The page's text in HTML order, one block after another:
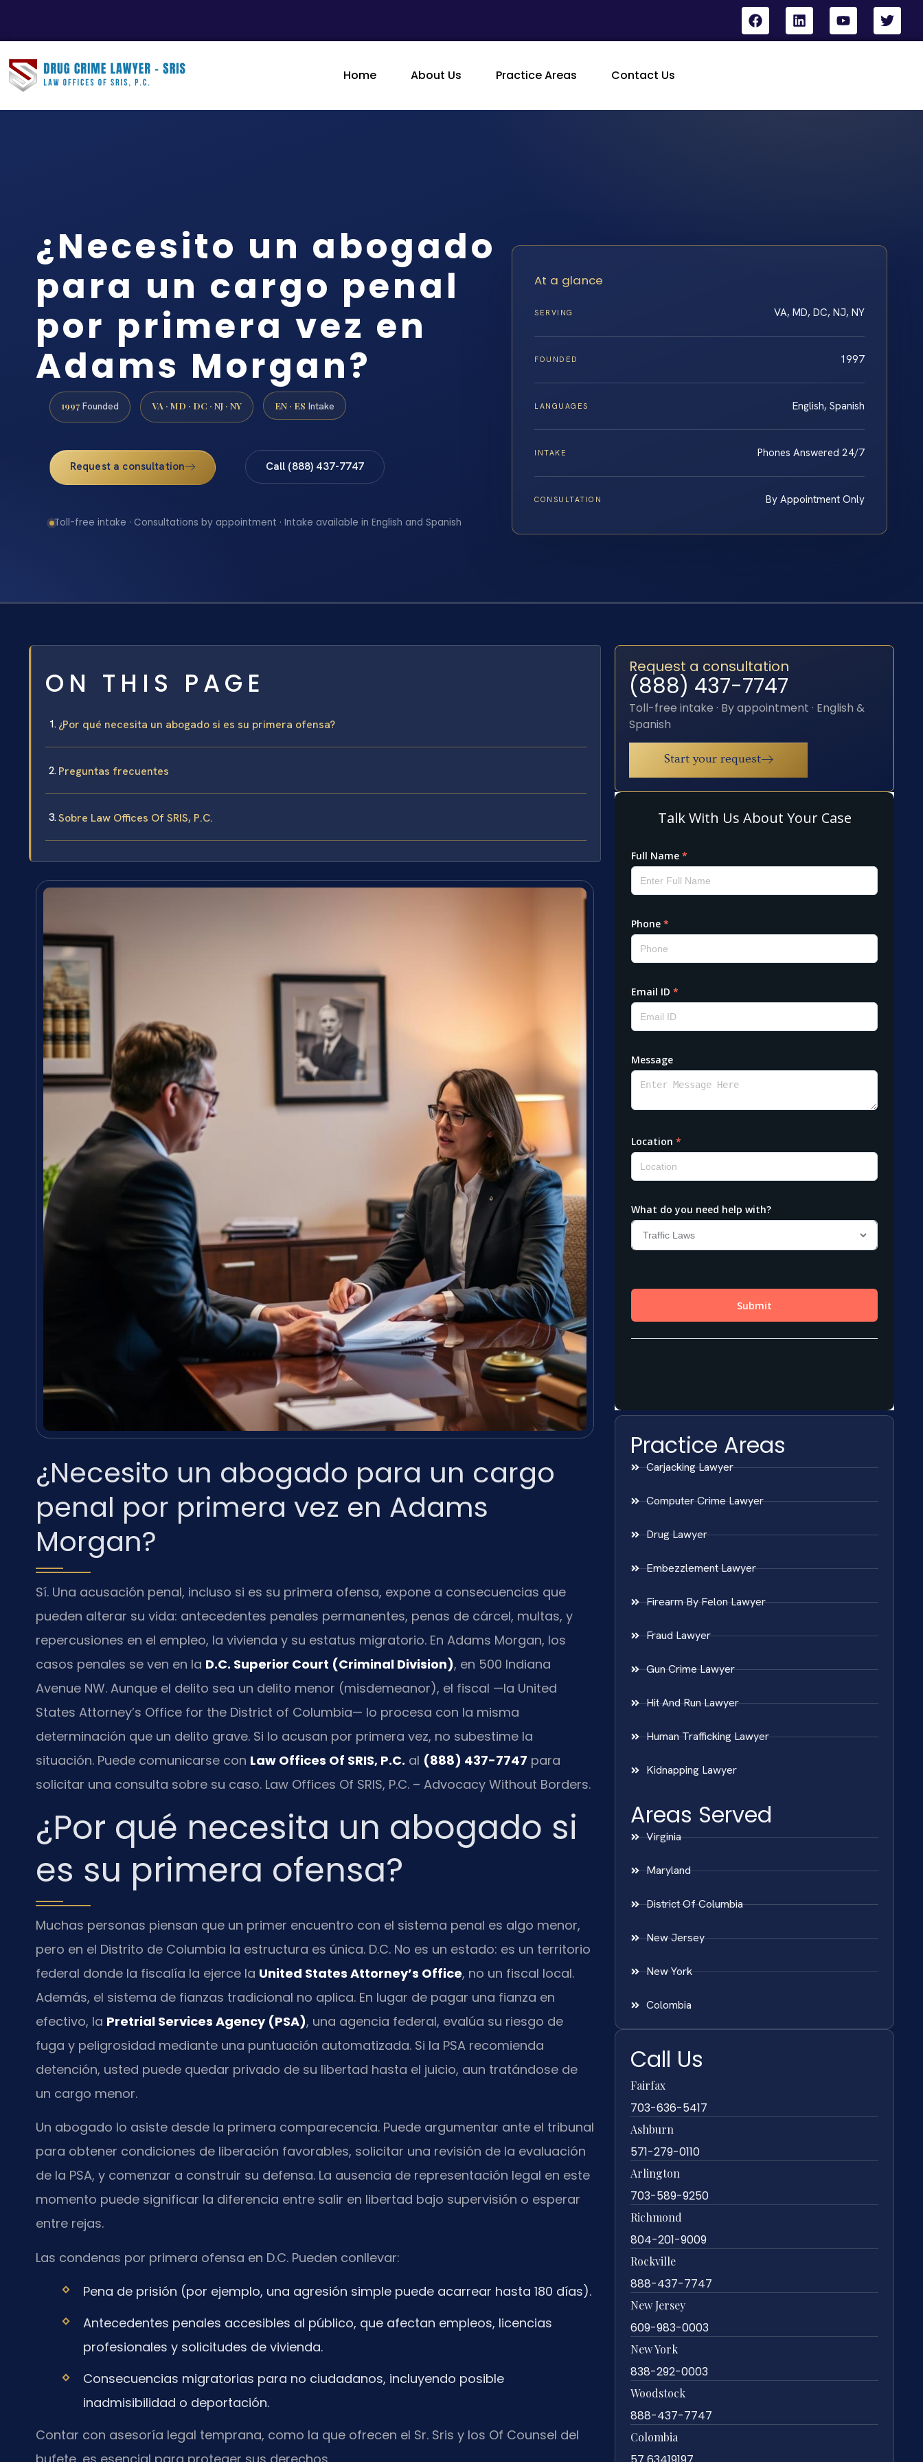
Home About Us Practice Areas Contact Us
¿Necesito un abogado
para un cargo penal
por primera vez en
Adams Morgan?
1997 Founded VA · MD · DC · NJ · NY EN · ES Intake
Request a consultation Call (888) 437-7747
Toll-free intake · Consultations by appointment · Intake available in English and Spanish
At a glance
SERVING VA, MD, DC, NJ, NY
FOUNDED 1997
LANGUAGES English, Spanish
INTAKE Phones Answered 24/7
CONSULTATION By Appointment Only
ON THIS PAGE
¿Por qué necesita un abogado si es su primera ofensa?
Preguntas frecuentes
Sobre Law Offices Of SRIS, P.C.
¿Necesito un abogado para un cargo
penal por primera vez en Adams
Morgan?
Sí. Una acusación penal, incluso si es su primera ofensa, expone a consecuencias que
pueden alterar su vida: antecedentes penales permanentes, penas de cárcel, multas, y
repercusiones en el empleo, la vivienda y su estatus migratorio. En Adams Morgan, los
casos penales se ven en la D.C. Superior Court (Criminal Division), en 500 Indiana
Avenue NW. Aunque el delito sea un delito menor (misdemeanor), el fiscal —la United
States Attorney’s Office for the District of Columbia— lo procesa con la misma
determinación que un delito grave. Si lo acusan por primera vez, no subestime la
situación. Puede comunicarse con Law Offices Of SRIS, P.C. al (888) 437-7747 para
solicitar una consulta sobre su caso. Law Offices Of SRIS, P.C. – Advocacy Without Borders.
¿Por qué necesita un abogado si
es su primera ofensa?
Muchas personas piensan que un primer encuentro con el sistema penal es algo menor,
pero en el Distrito de Columbia la estructura es única. D.C. No es un estado: es un territorio
federal donde la fiscalía la ejerce la United States Attorney’s Office, no un fiscal local.
Además, el sistema de fianzas tradicional no aplica. En lugar de pagar una fianza en
efectivo, la Pretrial Services Agency (PSA), una agencia federal, evalúa su riesgo de
fuga y peligrosidad mediante una puntuación automatizada. Si la PSA recomienda
detención, usted puede quedar privado de su libertad hasta el juicio, aun tratándose de
un cargo menor.
Un abogado lo asiste desde la primera comparecencia. Puede argumentar ante el tribunal
para obtener condiciones de liberación favorables, solicitar una revisión de la evaluación
de la PSA, y comenzar a construir su defensa. La ausencia de representación legal en este
momento puede significar la diferencia entre salir en libertad bajo supervisión o esperar
entre rejas.
Las condenas por primera ofensa en D.C. Pueden conllevar:
Pena de prisión (por ejemplo, una agresión simple puede acarrear hasta 180 días).
Antecedentes penales accesibles al público, que afectan empleos, licencias
profesionales y solicitudes de vivienda.
Consecuencias migratorias para no ciudadanos, incluyendo posible
inadmisibilidad o deportación.
Contar con asesoría legal temprana, como la que ofrecen el Sr. Sris y los Of Counsel del
Request a consultation
(888) 437-7747
Toll-free intake · By appointment · English &
Spanish
Start your request
Practice Areas
Carjacking Lawyer
Computer Crime Lawyer
Drug Lawyer
Embezzlement Lawyer
Firearm By Felon Lawyer
Fraud Lawyer
Gun Crime Lawyer
Hit And Run Lawyer
Human Trafficking Lawyer
Kidnapping Lawyer
Areas Served
Virginia
Maryland
District Of Columbia
New Jersey
New York
Colombia
Call Us
Fairfax
703-636-5417
Ashburn
571-279-0110
Arlington
703-589-9250
Richmond
804-201-9009
Rockville
888-437-7747
New Jersey
609-983-0003
New York
838-292-0003
Woodstock
888-437-7747
Colombia